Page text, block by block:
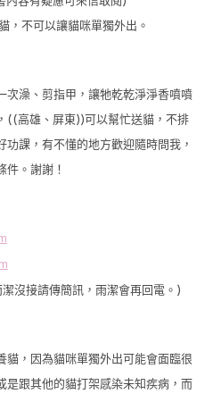
，不可以讓貓咪單獨外出。
次澡、剪指甲，讓牠乾乾淨淨香噴噴
((高雄、屏東))可以幫忙送貓，不排
課，有不懂的地方歡迎隨時問我，
件。謝謝！
沒接請傳簡訊，雨潔會再回電。)
貓，因為貓咪單獨外出可能會面臨很
是跟其他的貓打架感染未知疾病，而